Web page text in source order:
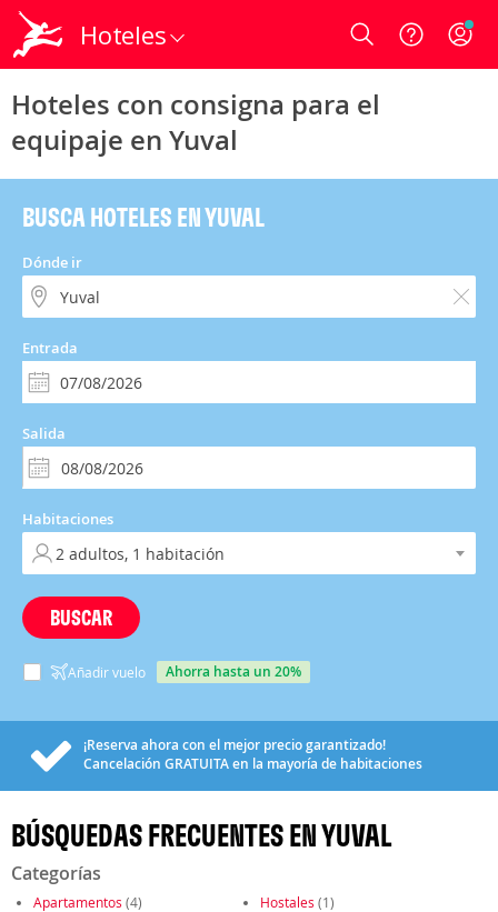
Hoteles Login
Hoteles con consigna para el
equipaje en Yuval
BUSCA HOTELES EN YUVAL
Dónde ir
Entrada
Salida
Habitaciones
BUSCAR
Añadir vuelo ahorra hasta un 20%
¡Reserva ahora con el mejor precio garantizado!
Cancelación GRATUITAen la mayoría de habitaciones
BÚSQUEDAS FRECUENTES EN YUVAL
Categorías
Apartamentos (4) Hostales (1)